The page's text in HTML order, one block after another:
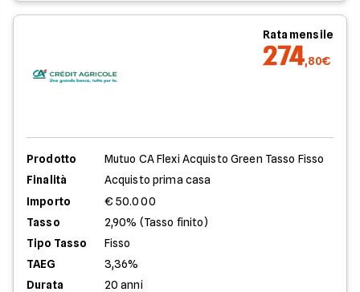
Rata mensile
274,80€
Prodotto
Mutuo CA Flexi Acquisto Green Tasso Fisso
Finalità
Acquisto prima casa
Importo
€ 50.000
Tasso
2,90% (Tasso finito)
Tipo Tasso
Fisso
TAEG
3,36%
Durata
20 anni